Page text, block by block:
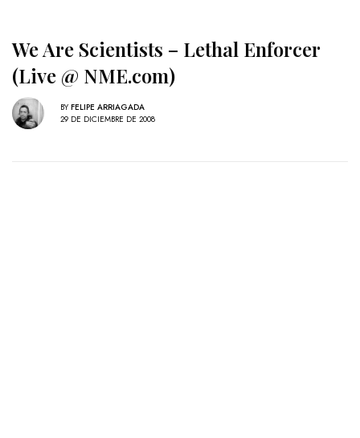
We Are Scientists – Lethal Enforcer
(Live @ NME.com)
BY FELIPE ARRIAGADA
29 DE DICIEMBRE DE 2008